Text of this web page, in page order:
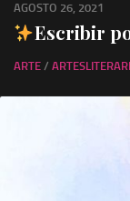
AGOSTO 26, 2021
Escribir
ARTE /